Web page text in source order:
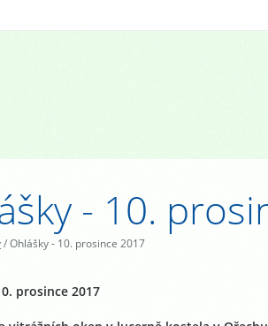
- 10.
/Ohlášky - 10. prosince 2017
prosince 2017